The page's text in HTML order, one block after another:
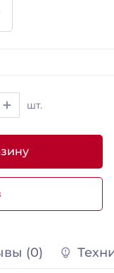
шт.
(0)